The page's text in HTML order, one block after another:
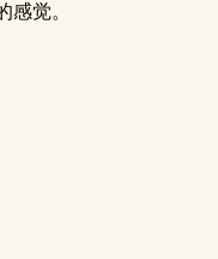
觉。